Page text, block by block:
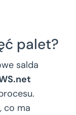
palet?
salda
co ma